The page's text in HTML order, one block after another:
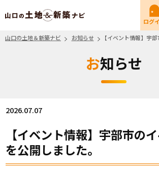
山口
ログ
山口の土地＆新築ナビ
お知らせ 【イベント情報】宇
お知らせ
2026.07.07
【イベント情報】宇部市の
を公開しました。